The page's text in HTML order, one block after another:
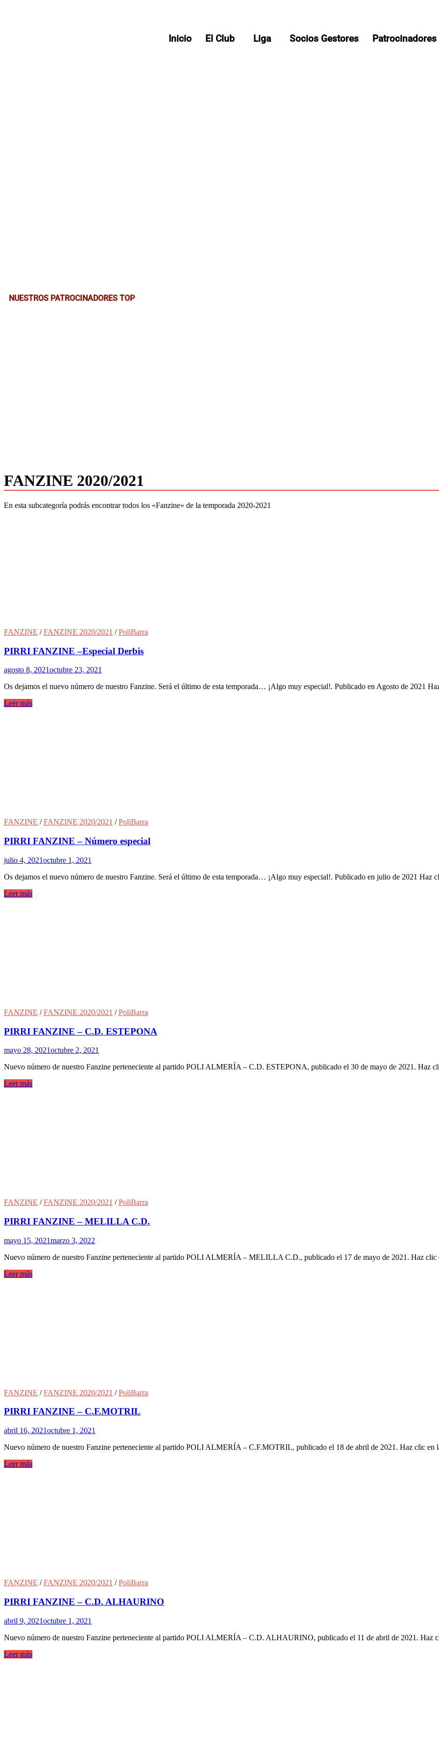
Inicio El Club Liga Socios Gestores Patrocinadores
NUESTROS PATROCINADORES TOP
FANZINE 2020/2021
En esta subcategoría podrás encontrar todos los «Fanzine» de la temporada 2020-2021
FANZINE /FANZINE 2020/2021 /PoliBarra
PIRRI FANZINE –Especial Derbis
agosto 8, 2021octubre 23, 2021
Os dejamos el nuevo número de nuestro Fanzine. Será el último de esta temporada… ¡Algo muy especial!. Publicado en Agosto de 2021
Leer más
FANZINE /FANZINE 2020/2021 /PoliBarra
PIRRI FANZINE – Número especial
julio 4, 2021octubre 1, 2021
Os dejamos el nuevo número de nuestro Fanzine. Será el último de esta temporada… ¡Algo muy especial!. Publicado en julio de 2021 Haz
Leer más
FANZINE /FANZINE 2020/2021 /PoliBarra
PIRRI FANZINE – C.D. ESTEPONA
mayo 28, 2021octubre 2, 2021
Nuevo número de nuestro Fanzine perteneciente al partido POLI ALMERÍA – C.D. ESTEPONA, publicado el 30 de mayo de 2021. Haz
Leer más
FANZINE /FANZINE 2020/2021 /PoliBarra
PIRRI FANZINE – MELILLA C.D.
mayo 15, 2021marzo 3, 2022
Nuevo número de nuestro Fanzine perteneciente al partido POLI ALMERÍA – MELILLA C.D., publicado el 17 de mayo de 2021. Haz
Leer más
FANZINE /FANZINE 2020/2021 /PoliBarra
PIRRI FANZINE – C.F.MOTRIL
abril 16, 2021octubre 1, 2021
Nuevo número de nuestro Fanzine perteneciente al partido POLI ALMERÍA – C.F.MOTRIL, publicado el 18 de abril de 2021. Haz clic en
Leer más
FANZINE /FANZINE 2020/2021 /PoliBarra
PIRRI FANZINE – C.D. ALHAURINO
abril 9, 2021octubre 1, 2021
Nuevo número de nuestro Fanzine perteneciente al partido POLI ALMERÍA – C.D. ALHAURINO, publicado el 11 de abril de 2021. Haz
Leer más